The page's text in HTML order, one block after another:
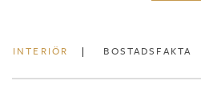
INTERIÖR BOSTADSFAKTA